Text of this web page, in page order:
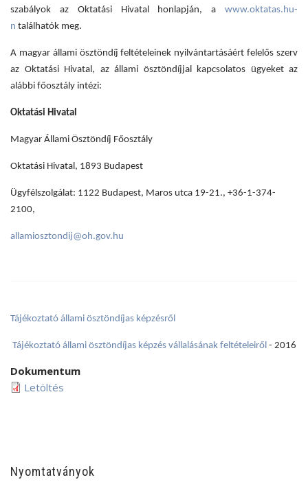
szabályok az Oktatási Hivatal honlapján, a www.oktatas.hu-
n találhatók meg.
A magyar állami ösztöndíj feltételeinek nyilvántartásáért felelős szerv
az Oktatási Hivatal, az állami ösztöndíjjal kapcsolatos ügyeket az
alábbi főosztály intézi:
Oktatási Hivatal
Magyar Állami Ösztöndíj Főosztály
Oktatási Hivatal, 1893 Budapest
Ügyfélszolgálat: 1122 Budapest, Maros utca 19-21., +36-1-374-
2100,
allamiosztondij@oh.gov.hu
Tájékoztató állami ösztöndíjas képzésről
Tájékoztató állami ösztöndíjas képzés vállalásának feltételeiről - 2016
Dokumentum
Letöltés
Nyomtatványok